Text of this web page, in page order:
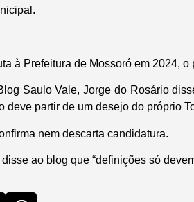
à Prefeitura de Mossoró em 2024,
Saulo Vale, Jorge do Rosário
deve partir de um desejo do próprio
nem descarta candidatura.
ao blog que “definições só